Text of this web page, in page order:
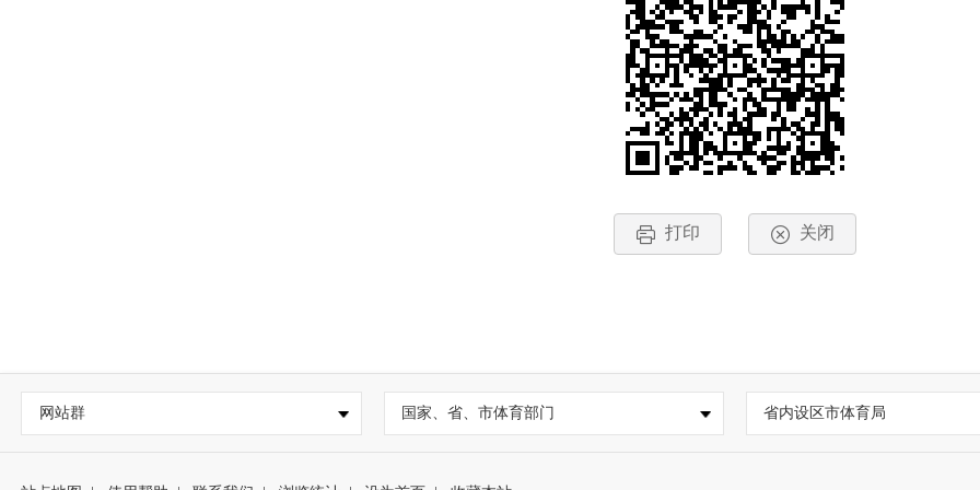
打印 关闭
网站群 国家、省、市体育部门 省内设区市体育局